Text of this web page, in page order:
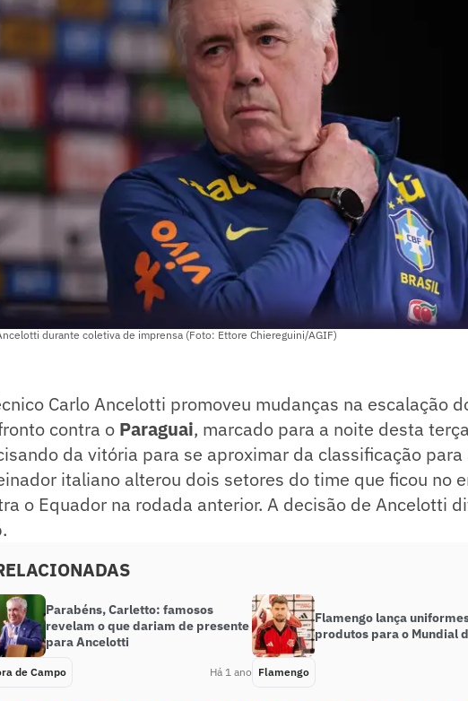
durante coletiva de imprensa (Foto: Ettore Chiereguini/AGIF)
Carlo Ancelotti promoveu mudanças na escalação
contra o Paraguai, marcado para a noite desta
da vitória para se aproximar da classificação para
italiano alterou dois setores do time que ficou no
o Equador na rodada anterior. A decisão de Ancelotti
Parabéns, Carletto: famosos
revelam o que dariam de presente
para Ancelotti
de Campo Há 1 ano
Flamengo lança
produtos para o Mundial
Flamengo